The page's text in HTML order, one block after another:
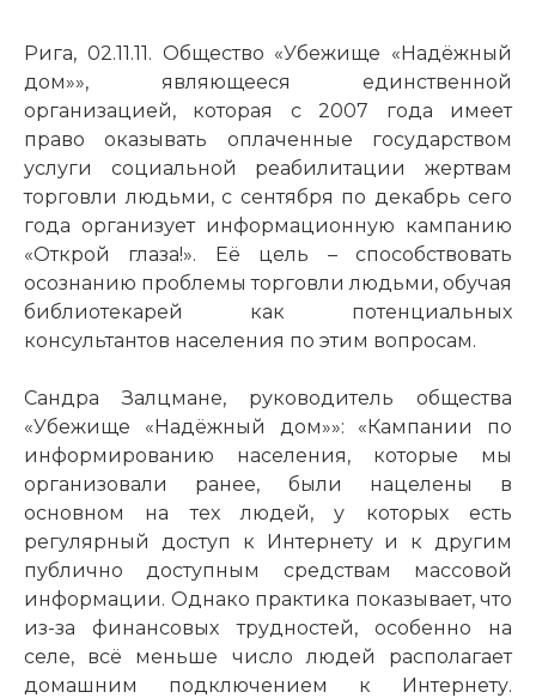
Рига, 02.11.11. Общество «Убежище «Надёжный
дом»», являющееся единственной
организацией, которая с 2007 года имеет
право оказывать оплаченные государством
услуги социальной реабилитации жертвам
торговли людьми, с сентября по декабрь сего
года организует информационную кампанию
«Открой глаза!». Её цель – способствовать
осознанию проблемы торговли людьми, обучая
библиотекарей как потенциальных
консультантов населения по этим вопросам.
Сандра Залцмане, руководитель общества
«Убежище «Надёжный дом»»: «Кампании по
информированию населения, которые мы
организовали ранее, были нацелены в
основном на тех людей, у которых есть
регулярный доступ к Интернету и к другим
публично доступным средствам массовой
информации. Однако практика показывает, что
из-за финансовых трудностей, особенно на
селе, всё меньше число людей располагает
домашним подключением к Интернету.